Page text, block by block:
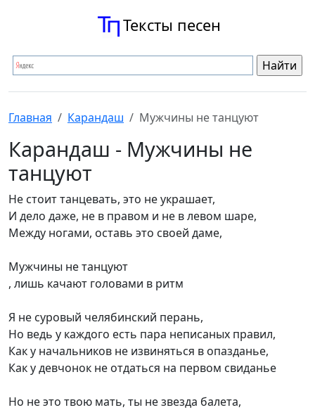
Тексты песен
Главная Карандаш Мужчины не танцуют
Карандаш - Мужчины не
танцуют
Не стоит танцевать, это не украшает,
И дело даже, не в правом и не в левом шаре,
Между ногами, оставь это своей даме,
Мужчины не танцуют
, лишь качают головами в ритм
Я не суровый челябинский перань,
Но ведь у каждого есть пара неписаных правил,
Как у начальников не извиняться в опазданье,
Как у девчонок не отдаться на первом свиданье
Но не это твою мать, ты не звезда балета,